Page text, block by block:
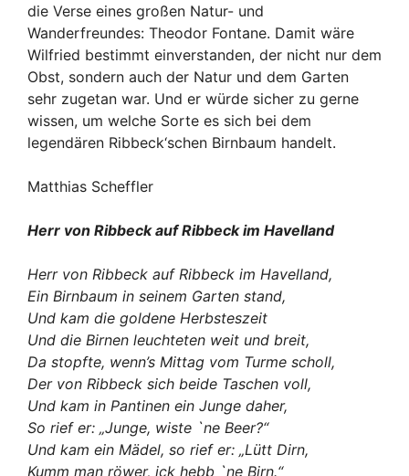
die Verse eines großen Natur- und
Wanderfreundes: Theodor Fontane. Damit wäre
Wilfried bestimmt einverstanden, der nicht nur dem
Obst, sondern auch der Natur und dem Garten
sehr zugetan war. Und er würde sicher zu gerne
wissen, um welche Sorte es sich bei dem
legendären Ribbeck‘schen Birnbaum handelt.
Matthias Scheffler
Herr von Ribbeck auf Ribbeck im Havelland
Herr von Ribbeck auf Ribbeck im Havelland,
Ein Birnbaum in seinem Garten stand,
Und kam die goldene Herbsteszeit
Und die Birnen leuchteten weit und breit,
Da stopfte, wenn’s Mittag vom Turme scholl,
Der von Ribbeck sich beide Taschen voll,
Und kam in Pantinen ein Junge daher,
So rief er: „Junge, wiste `ne Beer?“
Und kam ein Mädel, so rief er: „Lütt Dirn,
Kumm man röwer, ick hebb `ne Birn.“